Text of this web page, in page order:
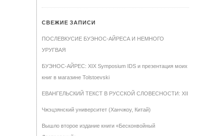
СВЕЖИЕ ЗАПИСИ
ПОСЛЕВКУСИЕ БУЭНОС-АЙРЕСА И НЕМНОГО
УРУГВАЯ
БУЭНОС-АЙРЕС: XIX Symposium IDS и презентация моих
книг в магазине Tolstoevski
ЕВАНГЕЛЬСКИЙ ТЕКСТ В РУССКОЙ СЛОВЕСНОСТИ: XII
Чжэцзянский университет (Ханчжоу, Китай)
Вышло второе издание книги «Бесконвойный